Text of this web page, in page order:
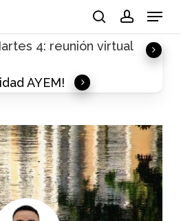
Menu
4: reunión virtual
AYEM!